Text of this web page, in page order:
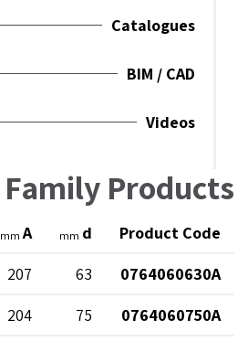
Catalogues
BIM / CAD
Videos
Family Products
Product Code
d
mm
A
mm
0764060630A
63
207
0764060750A
75
204